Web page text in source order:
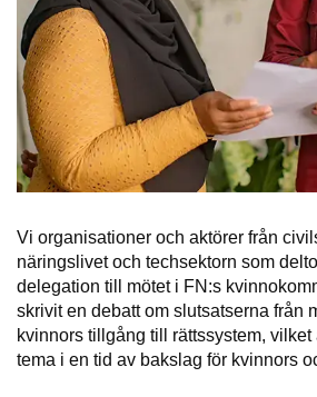
Vi organisationer och aktörer från
näringslivet och techsektorn som
delegation till mötet i FN:s
skrivit en debatt om slutsatserna från
kvinnors tillgång till rättssystem,
tema i en tid av bakslag för kvinnors